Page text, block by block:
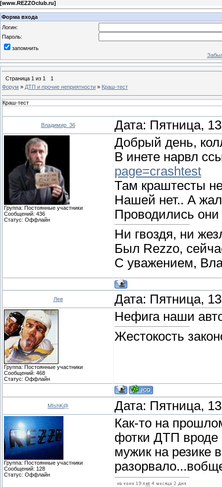
[www.REZZOclub.ru]
Форма входа
Логин:
Пароль:
запомнить
Страница 1 из 1
1
Форум » ДТП и прочие неприятности » Краш-тест
Краш-тест
Владимир_36 Дата: Пятница,
Группа: Постоянные участники
Сообщений: 436
Статус: Оффлайн
Добрый день,
В инете нарвл
page=crashtest
Там краштесты
Нашей нет.. А
Проводились
Ни гвоздя, ни
Был Rezzo,
С уважением,
Лев Дата: Пятница,
Группа: Постоянные участники
Сообщений: 468
Статус: Оффлайн
Нефига наши
Жестокость
MIshK@ Дата: Пятница,
Группа: Постоянные участники
Сообщений: 128
Статус: Оффлайн
Как-то на
фотки ДТП вроде
мужик на резике